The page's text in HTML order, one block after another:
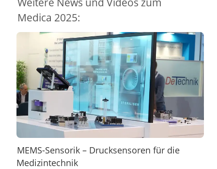
Medica 2025:
MEMS-Sensorik – Drucksensoren für die
Medizintechnik